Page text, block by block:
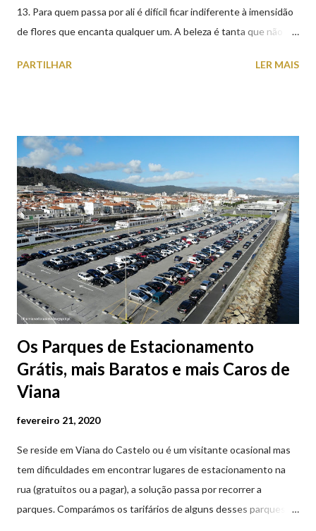
13. Para quem passa por ali é difícil ficar indiferente à imensidão
de flores que encanta qualquer um. A beleza é tanta que não
aproveite a paisagem como cenário para tirar algumas
PARTILHAR LER MAIS
Os Parques de Estacionamento
Grátis, mais Baratos e mais Caros de
Viana
fevereiro 21, 2020
Se reside em Viana do Castelo ou é um visitante ocasional mas
tem dificuldades em encontrar lugares de estacionamento na
rua (gratuitos ou a pagar), a solução passa por recorrer a
parques. Comparámos os tarifários de alguns desses parques de